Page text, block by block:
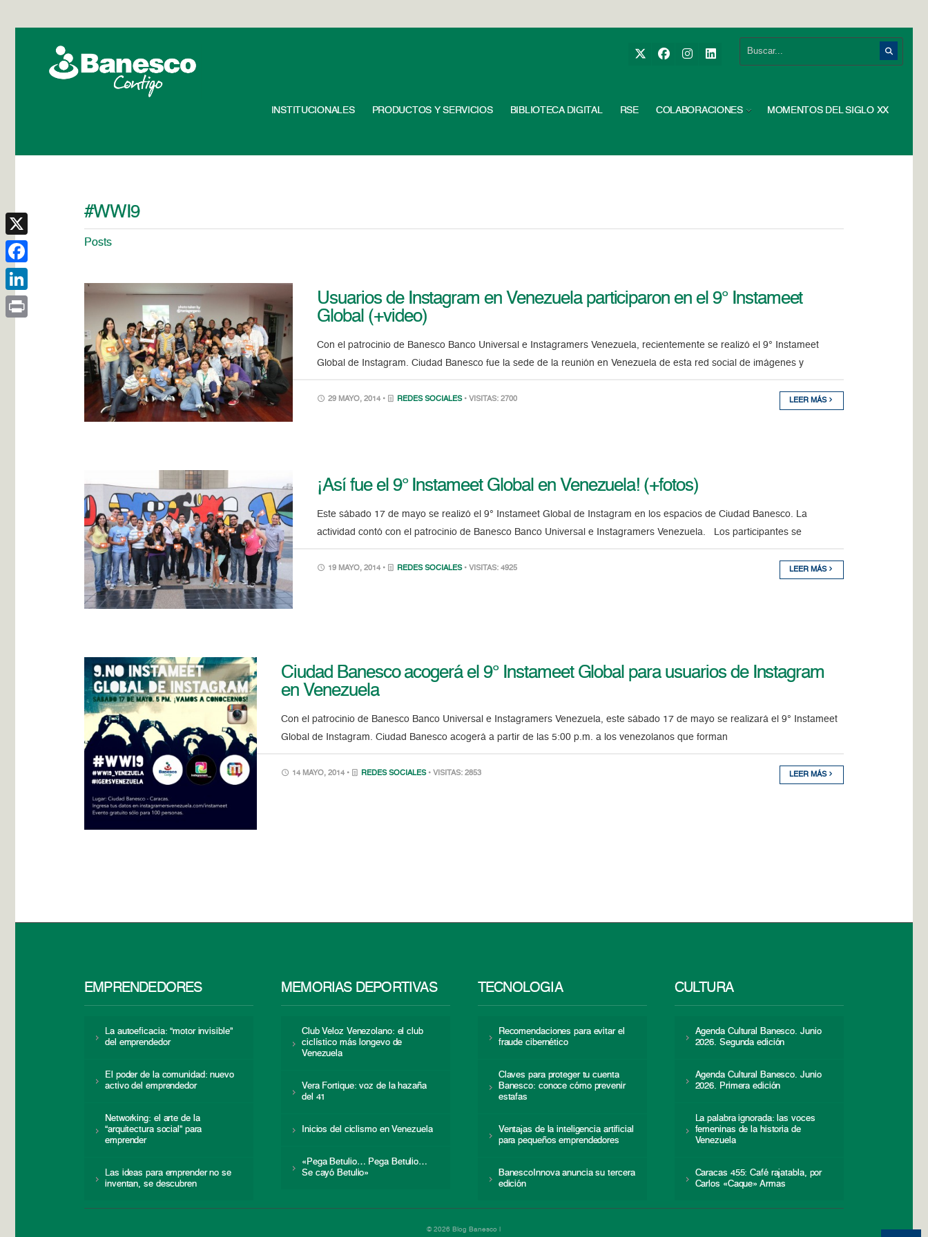
INSTITUCIONALES PRODUCTOS Y SERVICIOS BIBLIOTECA DIGITAL RSE COLABORACIONES MOMENTOS DEL SIGLO XX
#WWI9
Posts
Usuarios de Instagram en Venezuela participaron en el 9° Instameet
Global (+video)
Con el patrocinio de Banesco Banco Universal e Instagramers Venezuela, recientemente se realizó el 9° Instameet
Global de Instagram. Ciudad Banesco fue la sede de la reunión en Venezuela de esta red social de imágenes y
29 MAYO, 2014 • REDES SOCIALES • VISITAS: 2700 LEER MÁS
¡Así fue el 9° Instameet Global en Venezuela! (+fotos)
Este sábado 17 de mayo se realizó el 9° Instameet Global de Instagram en los espacios de Ciudad Banesco. La
actividad contó con el patrocinio de Banesco Banco Universal e Instagramers Venezuela. Los participantes se
19 MAYO, 2014 • REDES SOCIALES • VISITAS: 4925 LEER MÁS
Ciudad Banesco acogerá el 9° Instameet Global para usuarios de Instagram
en Venezuela
Con el patrocinio de Banesco Banco Universal e Instagramers Venezuela, este sábado 17 de mayo se realizará el 9° Instameet
Global de Instagram. Ciudad Banesco acogerá a partir de las 5:00 p.m. a los venezolanos que forman
14 MAYO, 2014 • REDES SOCIALES • VISITAS: 2853 LEER MÁS
EMPRENDEDORES
La autoeficacia: “motor invisible”
del emprendedor
El poder de la comunidad: nuevo
activo del emprendedor
Networking: el arte de la
“arquitectura social” para
emprender
Las ideas para emprender no se
inventan, se descubren
MEMORIAS DEPORTIVAS
Club Veloz Venezolano: el club
ciclístico más longevo de
Venezuela
Vera Fortique: voz de la hazaña
del 41
Inicios del ciclismo en Venezuela
«Pega Betulio… Pega Betulio…
Se cayó Betulio»
TECNOLOGÍA
Recomendaciones para evitar el
fraude cibernético
Claves para proteger tu cuenta
Banesco: conoce cómo prevenir
estafas
Ventajas de la inteligencia artificial
para pequeños emprendedores
BanescoInnova anuncia su tercera
edición
CULTURA
Agenda Cultural Banesco. Junio
2026. Segunda edición
Agenda Cultural Banesco. Junio
2026. Primera edición
La palabra ignorada: las voces
femeninas de la historia de
Venezuela
Caracas 455: Café rajatabla, por
Carlos «Caque» Armas
© 2026 Blog Banesco |
X
Facebook
LinkedIn